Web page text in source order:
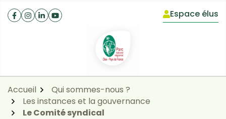
Aller
Aller
au
Aller
au Facebook
(ouverture dans un nouvel onglet)
Instagram
(ouverture dans un nouvel onglet)
Linkedin
(ouverture dans un nouvel onglet)
YouTube
(ouverture dans un nouvel onglet)Espace élus
(ouverture
Accueil
Qui sommes-nous ?
Les instances et la gouvernance
Le Comité syndical